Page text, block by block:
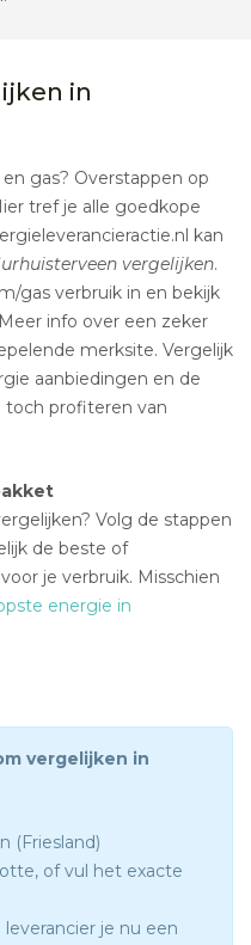
in
gas? Overstappen op
tref je alle goedkope
kan
vergelijken.
gas verbruik in en bekijk
info over een zeker
merksite. Vergelijk
aanbiedingen en de
profiteren van
Volg de stappen
de beste of
je verbruik. Misschien
energie in
vergelijken in
(Friesland)
of vul het exacte
je nu een